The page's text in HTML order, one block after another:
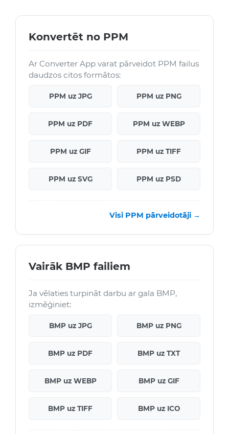
Konvertēt no PPM
Ar Converter App varat pārveidot PPM failus
daudzos citos formātos:
PPM uz JPG PPM uz PNG
PPM uz PDF PPM uz WEBP
PPM uz GIF PPM uz TIFF
PPM uz SVG PPM uz PSD
Visi PPM pārveidotāji →
Vairāk BMP failiem
Ja vēlaties turpināt darbu ar gala BMP,
izmēģiniet:
BMP uz JPG BMP uz PNG
BMP uz PDF BMP uz TXT
BMP uz WEBP BMP uz GIF
BMP uz TIFF BMP uz ICO